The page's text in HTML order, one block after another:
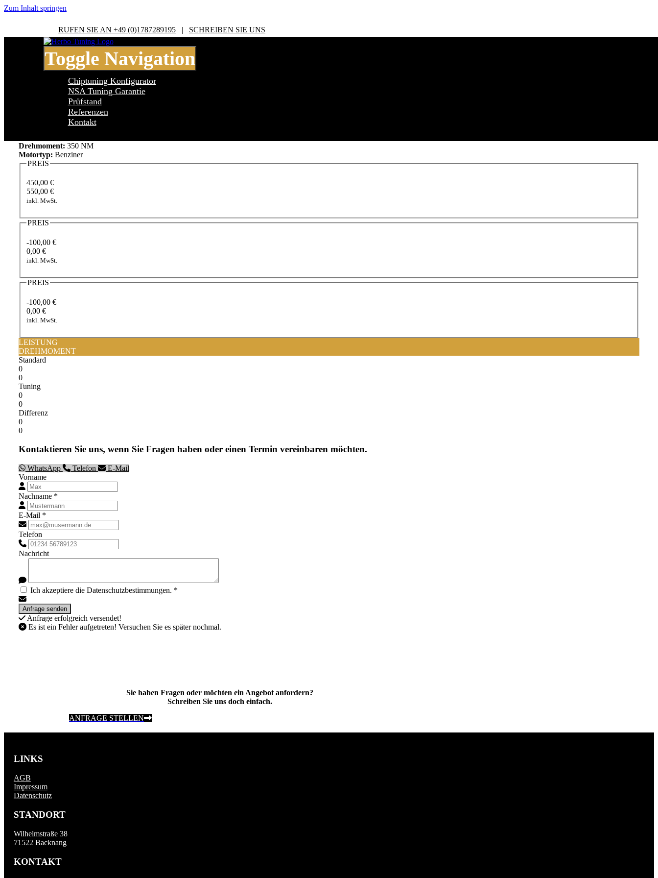
Zum Inhalt springen
RUFEN SIE AN +49 (0)1787289195 | SCHREIBEN SIE UNS
Toggle Navigation
Chiptuning Konfigurator
NSA Tuning Garantie
Prüfstand
Referenzen
Kontakt
Cupra Leon TYP 5F 2.0 TSI CUPRA 265
Drehmoment: 350 NM
Motortyp: Benziner
PREIS
450,00 €
550,00 €
inkl. MwSt.
PREIS
-100,00 €
0,00 €
inkl. MwSt.
PREIS
-100,00 €
0,00 €
inkl. MwSt.
LEISTUNG
DREHMOMENT
Standard
0
0
Tuning
0
0
Differenz
0
0
Kontaktieren Sie uns, wenn Sie Fragen haben oder einen Termin vereinbaren möchten.
WhatsApp Telefon
E-Mail
Vorname
Nachname *
E-Mail *
Telefon
Nachricht
Ich akzeptiere die Datenschutzbestimmungen. *
Anfrage erfolgreich versendet!
Es ist ein Fehler aufgetreten! Versuchen Sie es später nochmal.
Sie haben Fragen oder möchten ein Angebot anfordern?
Schreiben Sie uns doch einfach.
ANFRAGE STELLEN
LINKS
AGB
Impressum
Datenschutz
STANDORT
Wilhelmstraße 38
71522 Backnang
KONTAKT